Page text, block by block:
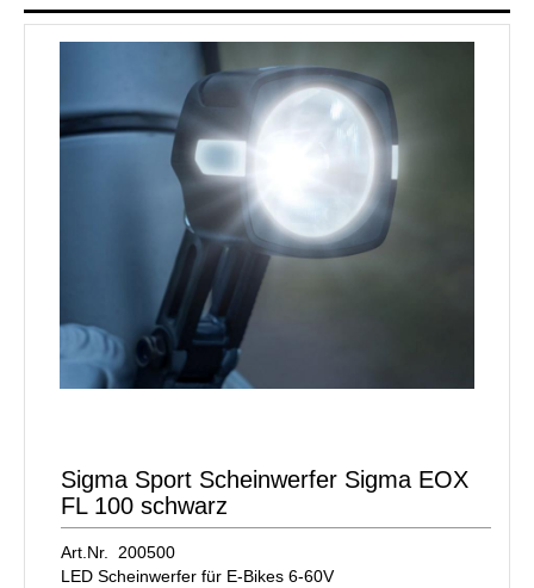
Sigma Sport Scheinwerfer Sigma EOX
FL 100 schwarz
Art.Nr. 200500
LED Scheinwerfer für E-Bikes 6-60V